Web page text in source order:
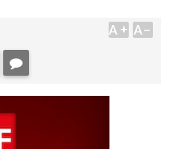
A+ A-